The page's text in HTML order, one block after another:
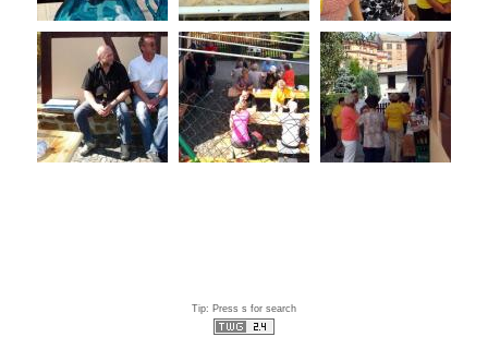
Tip: Press s for search